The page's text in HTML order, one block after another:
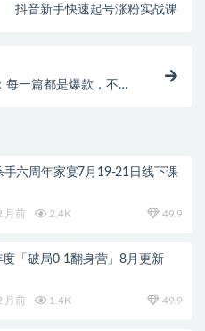
抖音新手快速起号涨粉实战课
一篇都是爆款，不吹
手六周年家宴7月19-21日线下课
月前 2.4K 49.9
「破局0-1翻身营」8月更新
月前 1.4K 49.9